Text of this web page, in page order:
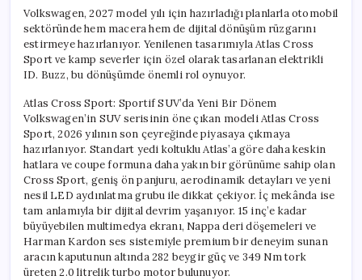
Elektrikli
Araçlar
için
Volkswagen, 2027 model yılı için hazırladığı planlarla otomobil
sektöründe hem macera hem de dijital dönüşüm rüzgarını
estirmeye hazırlanıyor. Yenilenen tasarımıyla Atlas Cross
Sport ve kamp severler için özel olarak tasarlanan elektrikli
ID. Buzz, bu dönüşümde önemli rol oynuyor.
Atlas Cross Sport: Sportif SUV’da Yeni Bir Dönem
Volkswagen’in SUV serisinin öne çıkan modeli Atlas Cross
Sport, 2026 yılının son çeyreğinde piyasaya çıkmaya
hazırlanıyor. Standart yedi koltuklu Atlas’a göre daha keskin
hatlara ve coupe formuna daha yakın bir görünüme sahip olan
Cross Sport, geniş ön panjuru, aerodinamik detayları ve yeni
nesil LED aydınlatma grubu ile dikkat çekiyor. İç mekânda ise
tam anlamıyla bir dijital devrim yaşanıyor. 15 inç’e kadar
büyüyebilen multimedya ekranı, Nappa deri döşemeleri ve
Harman Kardon ses sistemiyle premium bir deneyim sunan
aracın kaputunun altında 282 beygir güç ve 349 Nm tork
üreten 2.0 litrelik turbo motor bulunuyor.